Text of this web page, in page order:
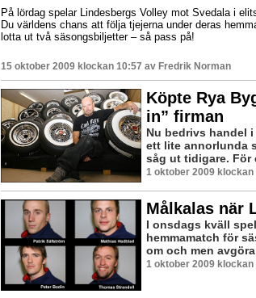
På lördag spelar Lindesbergs Volley mot Svedala i
Du världens chans att följa tjejerna under deras
lotta ut två säsongsbiljetter – så pass på!
15 oktober 2009 klockan 10:57 av Fredrik Norman
Köpte Rya
in” firman
Nu bedrivs handel
ett lite annorlunda
såg ut tidigare. För
1 oktober 2009
Målkalas när
I onsdags kväll
hemmamatch för
om och men
1 oktober 2009